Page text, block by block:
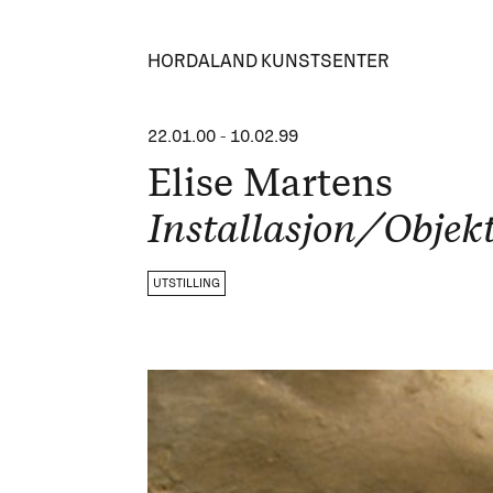
HORDALAND KUNSTSENTER
22.01.00 - 10.02.99
Elise Martens
Installasjon/
UTSTILLING